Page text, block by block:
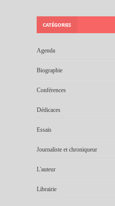
CATÉGORIES
Agenda
Biographie
Conférences
Dédicaces
Essais
Journaliste et chroniqueur
L'auteur
Librairie